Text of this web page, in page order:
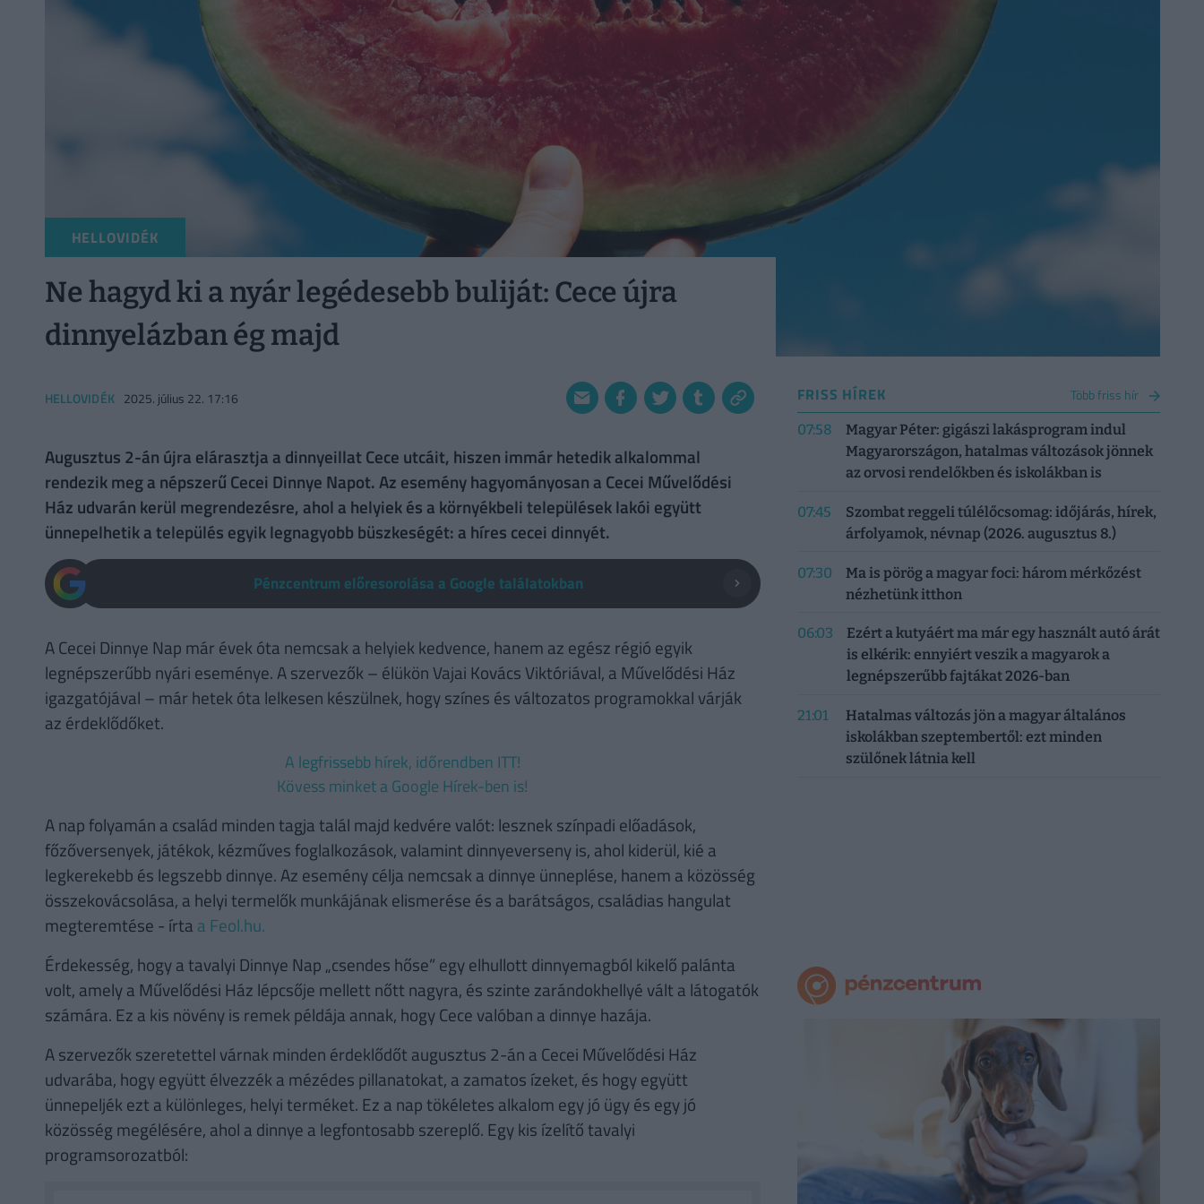
HELLOVIDÉK
Ne hagyd ki a nyár legédesebb buliját: Cece újra
dinnyelázban ég majd
HELLOVIDÉK 2025. július 22. 17:16
Augusztus 2-án újra elárasztja a dinnyeillat Cece utcáit, hiszen immár hetedik alkalommal
rendezik meg a népszerű Cecei Dinnye Napot. Az esemény hagyományosan a Cecei Művelődési
Ház udvarán kerül megrendezésre, ahol a helyiek és a környékbeli települések lakói együtt
ünnepelhetik a település egyik legnagyobb büszkeségét: a híres cecei dinnyét.
Pénzcentrum előresorolása a Google találatokban
A Cecei Dinnye Nap már évek óta nemcsak a helyiek kedvence, hanem az egész régió egyik
legnépszerűbb nyári eseménye. A szervezők – élükön Vajai Kovács Viktóriával, a Művelődési Ház
igazgatójával – már hetek óta lelkesen készülnek, hogy színes és változatos programokkal várják
az érdeklődőket.
A legfrissebb hírek, időrendben ITT!
Kövess minket a Google Hírek-ben is!
A nap folyamán a család minden tagja talál majd kedvére valót: lesznek színpadi előadások,
főzőversenyek, játékok, kézműves foglalkozások, valamint dinnyeverseny is, ahol kiderül, kié a
legkerekebb és legszebb dinnye. Az esemény célja nemcsak a dinnye ünneplése, hanem a közösség
összekovácsolása, a helyi termelők munkájának elismerése és a barátságos, családias hangulat
megteremtése - írta a Feol.hu.
Érdekesség, hogy a tavalyi Dinnye Nap „csendes hőse” egy elhullott dinnyemagból kikelő palánta
volt, amely a Művelődési Ház lépcsője mellett nőtt nagyra, és szinte zarándokhellyé vált a látogatók
számára. Ez a kis növény is remek példája annak, hogy Cece valóban a dinnye hazája.
A szervezők szeretettel várnak minden érdeklődőt augusztus 2-án a Cecei Művelődési Ház
udvarába, hogy együtt élvezzék a mézédes pillanatokat, a zamatos ízeket, és hogy együtt
ünnepeljék ezt a különleges, helyi terméket. Ez a nap tökéletes alkalom egy jó ügy és egy jó
közösség megélésére, ahol a dinnye a legfontosabb szereplő. Egy kis ízelítő tavalyi
programsorozatból:
FRISS HÍREK Több friss hír
07:58
Magyar Péter: gigászi lakásprogram indul
Magyarországon, hatalmas változások jönnek
az orvosi rendelőkben és iskolákban is
07:45
Szombat reggeli túlélőcsomag: időjárás, hírek,
árfolyamok, névnap (2026. augusztus 8.)
07:30
Ma is pörög a magyar foci: három mérkőzést
nézhetünk itthon
06:03
Ezért a kutyáért ma már egy használt autó árát
is elkérik: ennyiért veszik a magyarok a
legnépszerűbb fajtákat 2026-ban
21:01
Hatalmas változás jön a magyar általános
iskolákban szeptembertől: ezt minden
szülőnek látnia kell